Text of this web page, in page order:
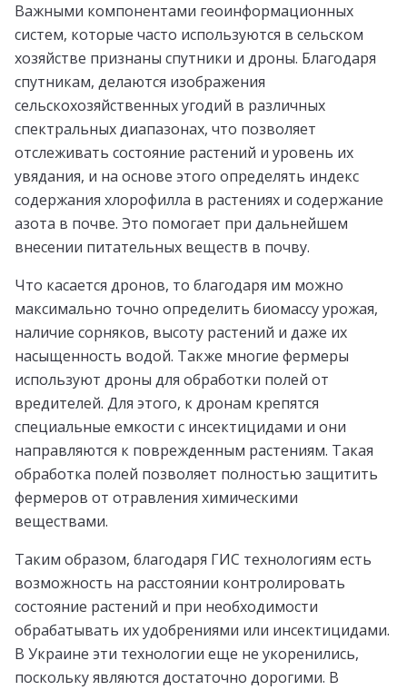
Важными компонентами геоинформационных
систем, которые часто используются в сельском
хозяйстве признаны спутники и дроны. Благодаря
спутникам, делаются изображения
сельскохозяйственных угодий в различных
спектральных диапазонах, что позволяет
отслеживать состояние растений и уровень их
увядания, и на основе этого определять индекс
содержания хлорофилла в растениях и содержание
азота в почве. Это помогает при дальнейшем
внесении питательных веществ в почву.
Что касается дронов, то благодаря им можно
максимально точно определить биомассу урожая,
наличие сорняков, высоту растений и даже их
насыщенность водой. Также многие фермеры
используют дроны для обработки полей от
вредителей. Для этого, к дронам крепятся
специальные емкости с инсектицидами и они
направляются к поврежденным растениям. Такая
обработка полей позволяет полностью защитить
фермеров от отравления химическими
веществами.
Таким образом, благодаря ГИС технологиям есть
возможность на расстоянии контролировать
состояние растений и при необходимости
обрабатывать их удобрениями или инсектицидами.
В Украине эти технологии еще не укоренились,
поскольку являются достаточно дорогими. В